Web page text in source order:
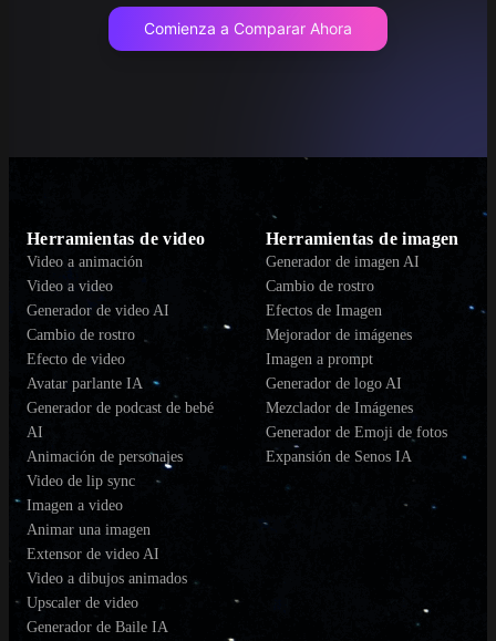
Comienza a Comparar Ahora
Herramientas de video
Video a animación
Video a video
Generador de video AI
Cambio de rostro
Efecto de video
Avatar parlante IA
Generador de podcast de bebé
AI
Animación de personajes
Video de lip sync
Imagen a video
Animar una imagen
Extensor de video AI
Video a dibujos animados
Upscaler de video
Generador de Baile IA
Herramientas de imagen
Generador de imagen AI
Cambio de rostro
Efectos de Imagen
Mejorador de imágenes
Imagen a prompt
Generador de logo AI
Mezclador de Imágenes
Generador de Emoji de fotos
Expansión de Senos IA